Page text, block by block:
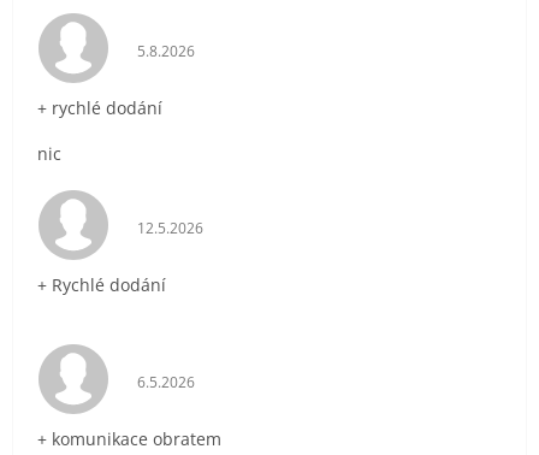
Hodnocení obchodu je 5 z 5 hvězdiček.
5.8.2026
+ rychlé dodání
nic
Hodnocení obchodu je 5 z 5 hvězdiček.
12.5.2026
+ Rychlé dodání
Hodnocení obchodu je 5 z 5 hvězdiček.
6.5.2026
+ komunikace obratem